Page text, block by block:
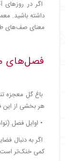
اگر در روزهای
داشته باشید.
معنای صف‌های
فصل‌های
باغ گل معجزه
هر بخشی از
• اوایل فصل
اگر به دنبال
کمی خنک‌تر